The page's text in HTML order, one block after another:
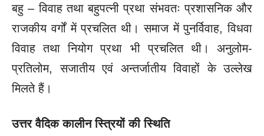
बहु – विवाह तथा बहुपत्नी प्रथा संभवतः प्रशासनिक और
राजकीय वर्गों में प्रचलित थी। समाज में पुनर्विवाह, विधवा
विवाह तथा नियोग प्रथा भी प्रचलित थी। अनुलोम-
प्रतिलोम, सजातीय एवं अन्तर्जातीय विवाहों के उल्लेख
मिलते हैं।
उत्तर वैदिक कालीन स्त्रियों की स्थिति